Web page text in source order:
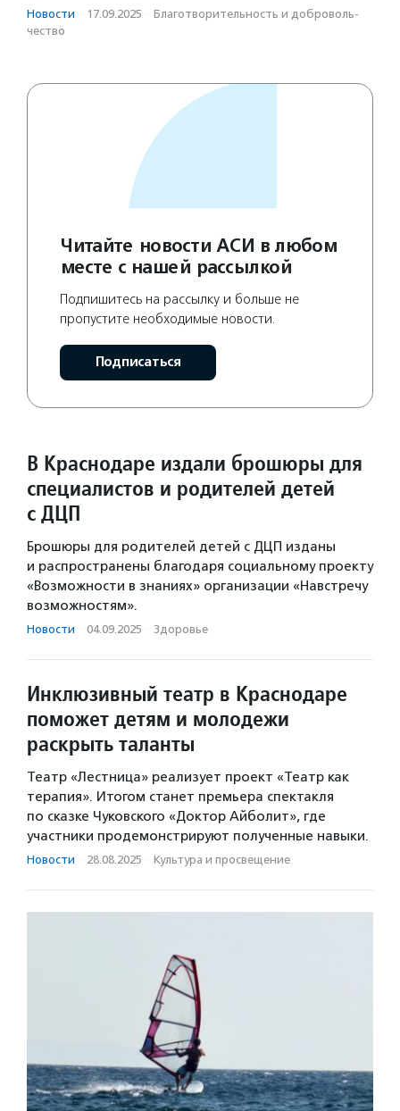
Новости · 17.09.2025 · Благотвори­тель­ность и доброволь­
чест­во
Читайте новости АСИ в любом
месте с нашей рассылкой
Подпишитесь на рассылку и больше не
пропустите необходимые новости.
Подписаться
В Краснодаре издали брошюры для
специалистов и родителей детей
с ДЦП
Брошюры для родителей детей с ДЦП изданы
и распространены благодаря социальному проекту
«Возможности в знаниях» организации «Навстречу
возможностям».
Новости · 04.09.2025 · Здоровье
Инклюзивный театр в Краснодаре
поможет детям и молодежи
раскрыть таланты
Театр «Лестница» реализует проект «Театр как
терапия». Итогом станет премьера спектакля
по сказке Чуковского «Доктор Айболит», где
участники продемонстрируют полученные навыки.
Новости · 28.08.2025 · Культура и просвещение